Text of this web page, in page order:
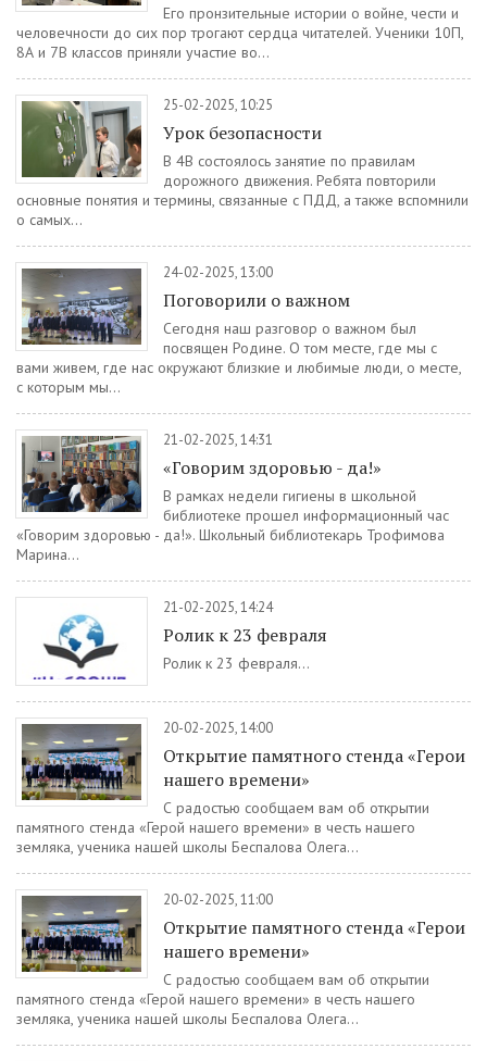
Его пронзительные истории о войне, чести и
человечности до сих пор трогают сердца читателей. Ученики 10П,
8А и 7В классов приняли участие во...
25-02-2025, 10:25
Урок безопасности
В 4В состоялось занятие по правилам
дорожного движения. Ребята повторили
основные понятия и термины, связанные с ПДД, а также вспомнили
о самых...
24-02-2025, 13:00
Поговорили о важном
Сегодня наш разговор о важном был
посвящен Родине. О том месте, где мы с
вами живем, где нас окружают близкие и любимые люди, о месте,
с которым мы...
21-02-2025, 14:31
«Говорим здоровью - да!»
В рамках недели гигиены в школьной
библиотеке прошел информационный час
«Говорим здоровью - да!». Школьный библиотекарь Трофимова
Марина...
21-02-2025, 14:24
Ролик к 23 февраля
Ролик к 23 февраля...
20-02-2025, 14:00
Открытие памятного стенда «Герои
нашего времени»
С радостью сообщаем вам об открытии
памятного стенда «Герой нашего времени» в честь нашего
земляка, ученика нашей школы Беспалова Олега...
20-02-2025, 11:00
Открытие памятного стенда «Герои
нашего времени»
С радостью сообщаем вам об открытии
памятного стенда «Герой нашего времени» в честь нашего
земляка, ученика нашей школы Беспалова Олега...